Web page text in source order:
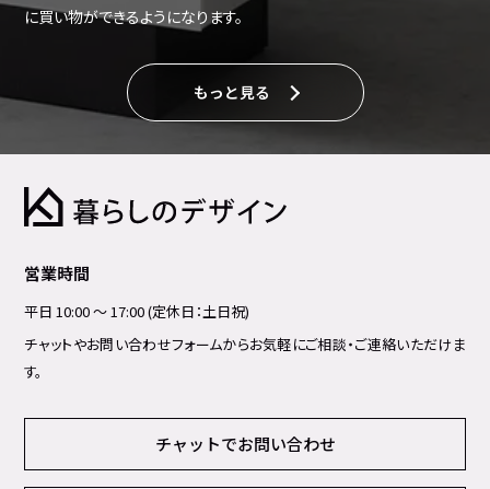
に買い物ができるようになります。
もっと見る
営業時間
平日 10:00 ～ 17:00 (定休日：土日祝)
チャットやお問い合わせフォームからお気軽にご相談・ご連絡いただけま
す。
チャットでお問い合わせ